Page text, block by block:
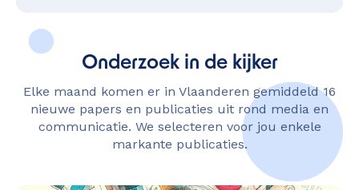
Onderzoek in de kijker
Elke maand komen er in Vlaanderen gemiddeld 16
nieuwe papers en publicaties uit rond media en
communicatie. We selecteren voor jou enkele
markante publicaties.